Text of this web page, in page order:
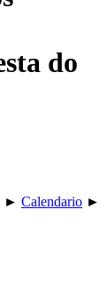
do
► Calendario ►